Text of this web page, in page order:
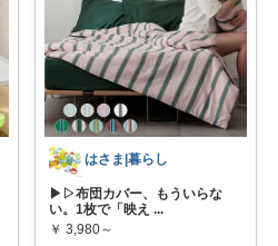
はさま|暮らし
▶▷布団カバー、もういらな
い。1枚で「映え ...
￥ 3,980～